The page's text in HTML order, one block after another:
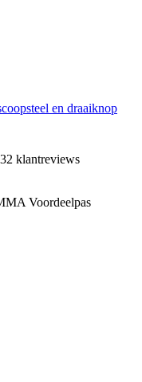
en draaiknop
klantreviews
Voordeelpas